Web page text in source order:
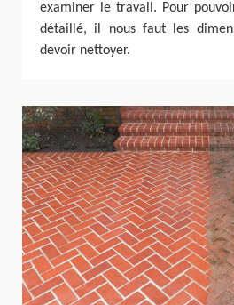
examiner le travail. Pour
détaillé, il nous faut les
devoir nettoyer.